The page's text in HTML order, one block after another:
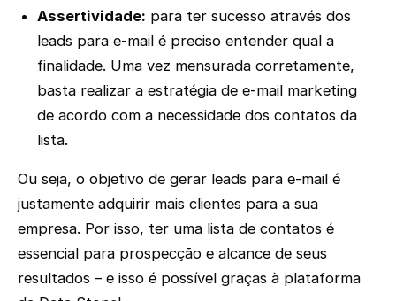
Assertividade: para ter sucesso através dos
leads para e-mail é preciso entender qual a
finalidade. Uma vez mensurada corretamente,
basta realizar a estratégia de e-mail marketing
de acordo com a necessidade dos contatos da
lista.
Ou seja, o objetivo de gerar leads para e-mail é
justamente adquirir mais clientes para a sua
empresa. Por isso, ter uma lista de contatos é
essencial para prospecção e alcance de seus
resultados – e isso é possível graças à plataforma